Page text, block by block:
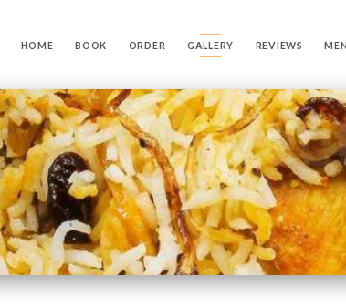
HOME BOOK ORDER GALLERY REVIEWS